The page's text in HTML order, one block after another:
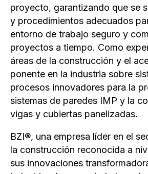
proyecto, garantizando que se
y procedimientos adecuados
entorno de trabajo seguro y
proyectos a tiempo. Como
áreas de la construcción y el
ponente en la industria sobre
procesos innovadores para la
sistemas de paredes IMP y la
vigas y cubiertas panelizadas.
BZI®, una empresa líder en el
la construcción reconocida a
sus innovaciones